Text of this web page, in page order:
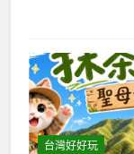
台灣好好玩